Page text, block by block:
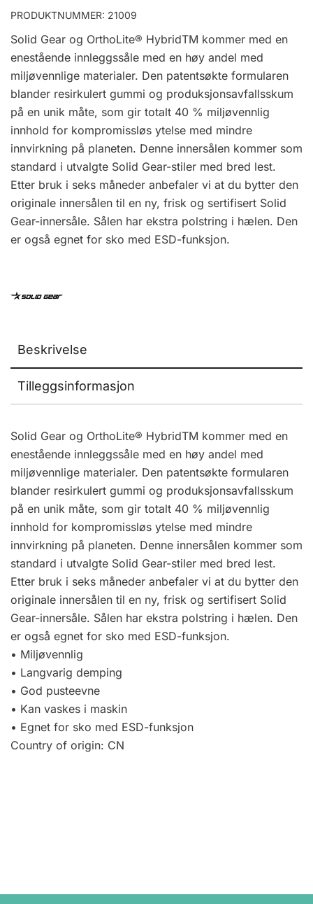
PRODUKTNUMMER: 21009
Solid Gear og OrthoLite® HybridTM kommer med en
enestående innleggssåle med en høy andel med
miljøvennlige materialer. Den patentsøkte formularen
blander resirkulert gummi og produksjonsavfallsskum
på en unik måte, som gir totalt 40 % miljøvennlig
innhold for kompromissløs ytelse med mindre
innvirkning på planeten. Denne innersålen kommer som
standard i utvalgte Solid Gear-stiler med bred lest.
Etter bruk i seks måneder anbefaler vi at du bytter den
originale innersålen til en ny, frisk og sertifisert Solid
Gear-innersåle. Sålen har ekstra polstring i hælen. Den
er også egnet for sko med ESD-funksjon.
Beskrivelse
Tilleggsinformasjon
Solid Gear og OrthoLite® HybridTM kommer med en
enestående innleggssåle med en høy andel med
miljøvennlige materialer. Den patentsøkte formularen
blander resirkulert gummi og produksjonsavfallsskum
på en unik måte, som gir totalt 40 % miljøvennlig
innhold for kompromissløs ytelse med mindre
innvirkning på planeten. Denne innersålen kommer som
standard i utvalgte Solid Gear-stiler med bred lest.
Etter bruk i seks måneder anbefaler vi at du bytter den
originale innersålen til en ny, frisk og sertifisert Solid
Gear-innersåle. Sålen har ekstra polstring i hælen. Den
er også egnet for sko med ESD-funksjon.
• Miljøvennlig
• Langvarig demping
• God pusteevne
• Kan vaskes i maskin
• Egnet for sko med ESD-funksjon
Country of origin: CN